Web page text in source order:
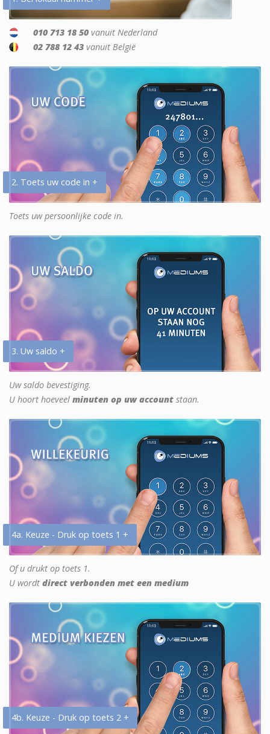
010 713 18 50 vanuit Nederland
02 788 12 43 vanuit België
2. Toets uw code in +
Toets uw persoonlijke code in.
3. Uw saldo +
Uw saldo bevestiging.
U hoort hoeveel minuten op uw account staan.
4a. Keuze - Druk op toets 1 +
Of u drukt op toets 1.
U wordt direct verbonden met een medium
4b. Keuze - Druk op toets 2 +